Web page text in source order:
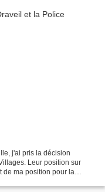
j'ai pris la décision
Leur position sur
de ma position pour la